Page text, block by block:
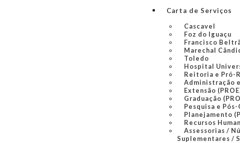
Carta de Serviços
Cascavel
Foz do Iguaçu
Francisco
Marechal
Toledo
Hospital
Reitoria e Pró-
Administração
Extensão
Graduação
Pesquisa e Pós-
Planejamento
Recursos
Assessorias /
Suplementares /